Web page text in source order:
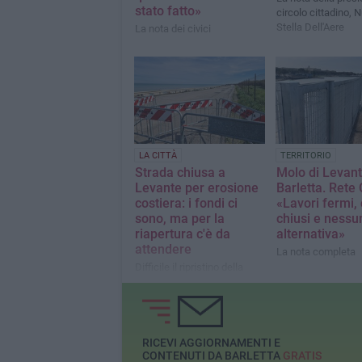
stato fatto»
La nota dei civici
circolo cittadino,
Stella Dell'Aere
LA CITTÀ
Strada chiusa a
Levante per erosione
costiera: i fondi ci
sono, ma per la
riapertura c'è da
attendere
viabilità per la stagione
TERRITORIO
Molo di
Barletta. Rete
«Lavori fermi,
chiusi e
alternativa»
La nota completa
RICEVI AGGIORNAMENTI E
CONTENUTI DA BARLETTA GRATIS